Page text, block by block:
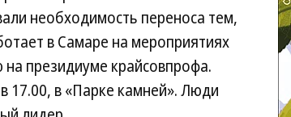
необходимость переноса тем,
в Самаре на мероприятиях
президиуме крайсовпрофа.
17.00, в «Парке камней». Люди